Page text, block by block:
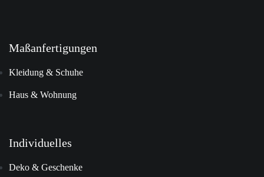
Maßanfertigungen
Kleidung & Schuhe
Haus & Wohnung
Individuelles
Deko & Geschenke